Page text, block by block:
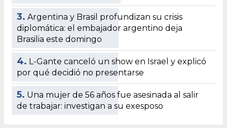
3. Argentina y Brasil profundizan su crisis
diplomática: el embajador argentino deja
Brasilia este domingo
4. L-Gante canceló un show en Israel y explicó
por qué decidió no presentarse
5. Una mujer de 56 años fue asesinada al salir
de trabajar: investigan a su exesposo